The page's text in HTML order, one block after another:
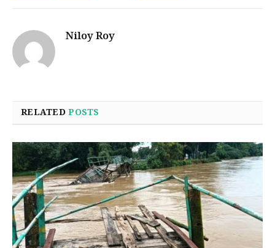
Niloy Roy
RELATEDPOSTS